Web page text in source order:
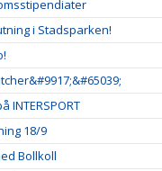
i Stadsparken!
INTERSPORT
18/9
Bollkoll